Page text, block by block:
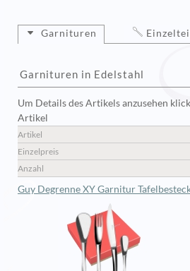
Garnituren
Garnituren in Edelstahl
Um Details des Artikels anzusehen
Artikel
Artikel
Einzelpreis
Anzahl
Guy Degrenne XY Garnitur